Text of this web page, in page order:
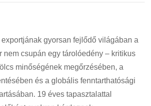
exportjának gyorsan fejlődő világában a
nem csupán egy tárolóedény – kritikus
minőségének megőrzésében, a
és a globális fenntarthatósági
19 éves tapasztalattal